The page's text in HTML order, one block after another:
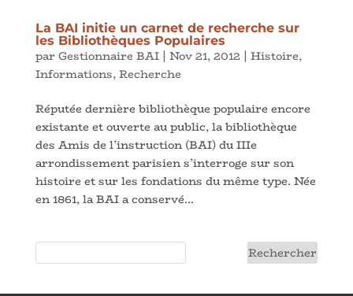
La BAI initie un carnet de recherche sur
les Bibliothèques Populaires
par Gestionnaire BAI| Nov 21, 2012 | Histoire,
Informations,Recherche
Réputée dernière bibliothèque populaire encore
existante et ouverte au public, la bibliothèque
des Amis de l’instruction (BAI) du IIIe
arrondissement parisien s’interroge sur son
histoire et sur les fondations du même type. Née
en 1861, la BAI a conservé...